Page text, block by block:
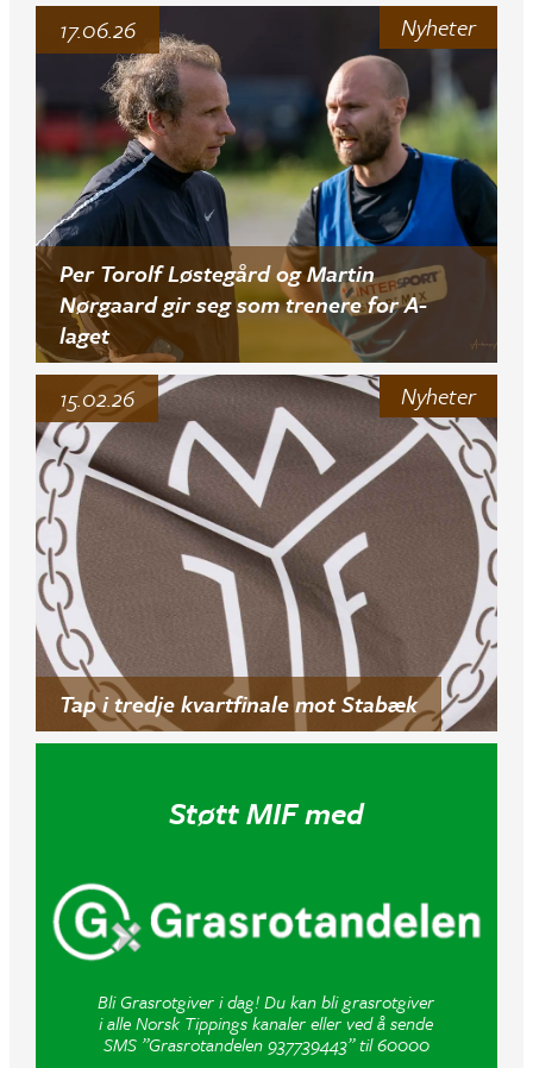
Nyheter
Per Torolf Løstegård og Martin
Nørgaard gir seg som trenere for A-
laget
17.06.26
Nyheter
Tap i tredje kvartfinale mot Stabæk
15.02.26
Støtt MIF med
Bli Grasrotgiver i dag! Du kan bli grasrotgiver
i alle Norsk Tippings kanaler eller ved å sende
SMS ”Grasrotandelen 937739443” til 60000